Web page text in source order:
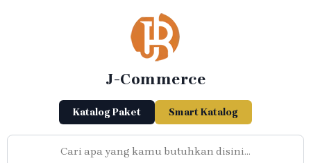
J-Commerce
Katalog Paket Smart Katalog